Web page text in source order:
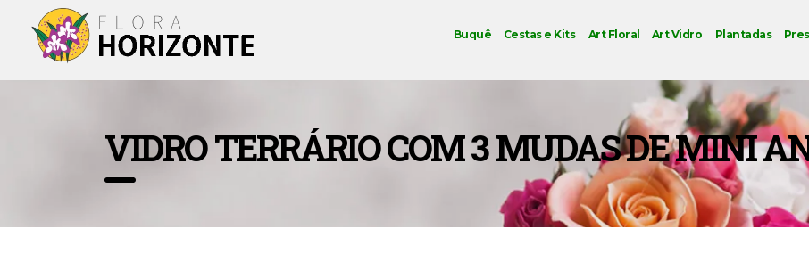
Buquê Cestas e Kits Art Floral Art Vidro Plantadas
VIDRO TERRÁRIO COM 3 MUDAS DE MINI